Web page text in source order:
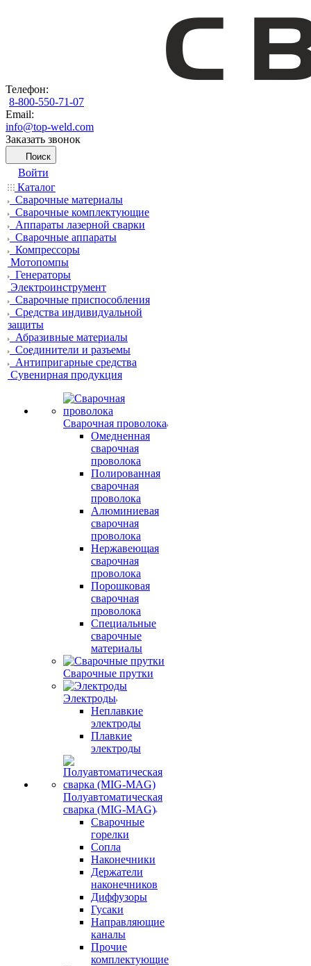
Телефон:
8-800-550-71-07
Email:
info@top-weld.com
Заказать звонок
Поиск
Войти
Каталог
Сварочные материалы
Сварочные комплектующие
Аппараты лазерной сварки
Сварочные аппараты
Компрессоры
Мотопомпы
Генераторы
Электроинструмент
Сварочные приспособления
Средства индивидуальной
защиты
Абразивные материалы
Соединители и разъемы
Антипригарные средства
Сувенирная продукция
Сварочная проволока
Омедненная
сварочная
проволока
Полированная
сварочная
проволока
Алюминиевая
сварочная
проволока
Нержавеющая
сварочная
проволока
Порошковая
сварочная
проволока
Специальные
сварочные
материалы
Сварочные прутки
Электроды
Неплавкие
электроды
Плавкие
электроды
Полуавтоматическая
сварка (MIG-MAG)
Сварочные
горелки
Сопла
Наконечники
Держатели
наконечников
Диффузоры
Гусаки
Направляющие
каналы
Прочие
комплектующие